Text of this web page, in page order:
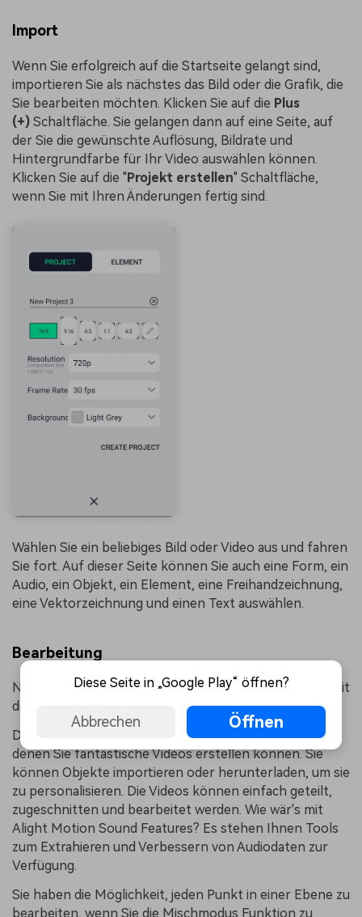
Import
Wenn Sie erfolgreich auf die Startseite gelangt sind,
importieren Sie als nächstes das Bild oder die Grafik, die
Sie bearbeiten möchten. Klicken Sie auf die Plus
(+) Schaltfläche. Sie gelangen dann auf eine Seite, auf
der Sie die gewünschte Auflösung, Bildrate und
Hintergrundfarbe für Ihr Video auswählen können.
Klicken Sie auf die "Projekt erstellen" Schaltfläche,
wenn Sie mit Ihren Änderungen fertig sind.
Wählen Sie ein beliebiges Bild oder Video aus und fahren
Sie fort. Auf dieser Seite können Sie auch eine Form, ein
Audio, ein Objekt, ein Element, eine Freihandzeichnung,
eine Vektorzeichnung und einen Text auswählen.
Bearbeitung
Nachdem Sie Ihr Video importiert haben, können Sie mit
der Bearbeitung beginnen.
Die Alight Motion App enthält über 100 Elemente, mit
denen Sie fantastische Videos erstellen können. Sie
können Objekte importieren oder herunterladen, um sie
zu personalisieren. Die Videos können einfach geteilt,
zugeschnitten und bearbeitet werden. Wie wär's mit
Alight Motion Sound Features? Es stehen Ihnen Tools
zum Extrahieren und Verbessern von Audiodaten zur
Verfügung.
Sie haben die Möglichkeit, jeden Punkt in einer Ebene zu
bearbeiten, wenn Sie die Mischmodus Funktion zu
Diese Seite in „Google Play“ öffnen?
Abbrechen Öffnen